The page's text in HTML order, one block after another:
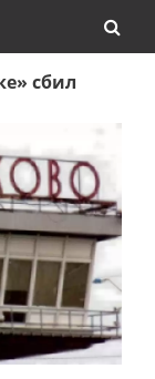
сбил